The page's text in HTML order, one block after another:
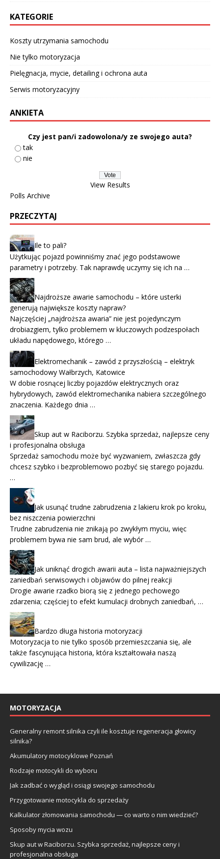
KATEGORIE
Koszty utrzymania samochodu
Nie tylko motoryzacja
Pielęgnacja, mycie, detailing i ochrona auta
Serwis motoryzacyjny
ANKIETA
Czy jest pan/i zadowolona/y ze swojego auta?
tak
nie
View Results
Polls Archive
PRZECZYTAJ
Ile to pali?
Użytkując pojazd powinniśmy znać jego podstawowe
parametry i potrzeby. Tak naprawdę uczymy się ich na …
Najdroższe awarie samochodu – które usterki
generują największe koszty napraw?
Najczęściej „najdroższa awaria” nie jest pojedynczym
drobiazgiem, tylko problemem w kluczowych podzespołach
układu napędowego, którego …
Elektromechanik – zawód z przyszłością – elektryk
samochodowy Wałbrzych, Katowice
W dobie rosnącej liczby pojazdów elektrycznych oraz
hybrydowych, zawód elektromechanika nabiera szczególnego
znaczenia. Każdego dnia …
Skup aut w Raciborzu. Szybka sprzedaż, najlepsze ceny
i profesjonalna obsługa
Sprzedaż samochodu może być wyzwaniem, zwłaszcza gdy
chcesz szybko i bezproblemowo pozbyć się starego pojazdu.
…
Jak usunąć trudne zabrudzenia z lakieru krok po kroku,
bez niszczenia powierzchni
Trudne zabrudzenia nie znikają po zwykłym myciu, więc
problemem bywa nie sam brud, ale wybór …
Jak uniknąć drogich awarii auta – lista najważniejszych
zaniedbań serwisowych i objawów do pilnej reakcji
Drogie awarie rzadko biorą się z jednego pechowego
zdarzenia; częściej to efekt kumulacji drobnych zaniedbań, …
Bardzo długa historia motoryzacji
Motoryzacja to nie tylko sposób przemieszczania się, ale
także fascynująca historia, która kształtowała naszą
cywilizację …
MOTORYZACJA
Generalny remont silnika czyli ile kosztuje regeneracja głowicy
silnika?
Akumulatory motocyklowe Poznań
Rodzaje motocykli do wyboru
Jak zadbać o wygląd i osiągi swojego samochodu
Przygotowanie motocykla do sprzedaży
Kalkulator złomowania samochodu — co warto o nim wiedzieć?
Sposoby mycia wozu
Skup aut w Raciborzu. Szybka sprzedaż, najlepsze ceny i
profesjonalna obsługa